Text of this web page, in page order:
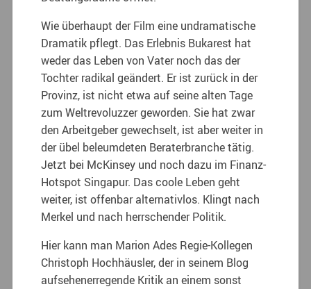
Wie überhaupt der Film eine undramatische
Dramatik pflegt. Das Erlebnis Bukarest hat
weder das Leben von Vater noch das der
Tochter radikal geändert. Er ist zurück in der
Provinz, ist nicht etwa auf seine alten Tage
zum Weltrevoluzzer geworden. Sie hat zwar
den Arbeitgeber gewechselt, ist aber weiter in
der übel beleumdeten Beraterbranche tätig.
Jetzt bei McKinsey und noch dazu im Finanz-
Hotspot Singapur. Das coole Leben geht
weiter, ist offenbar alternativlos. Klingt nach
Merkel und nach herrschender Politik.
Hier kann man Marion Ades Regie-Kollegen
Christoph Hochhäusler, der in seinem Blog
aufsehenerregende Kritik an einem sonst